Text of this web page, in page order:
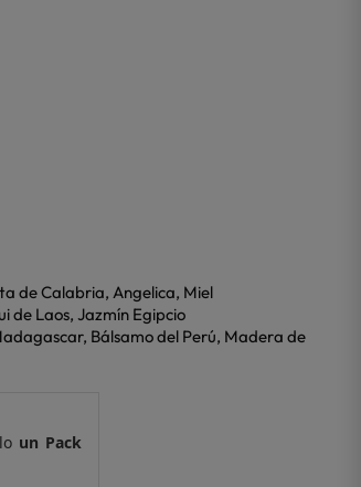
de Calabria, Angelica, Miel
de Laos, Jazmín Egipcio
Bálsamo del Perú, Madera de
un Pack